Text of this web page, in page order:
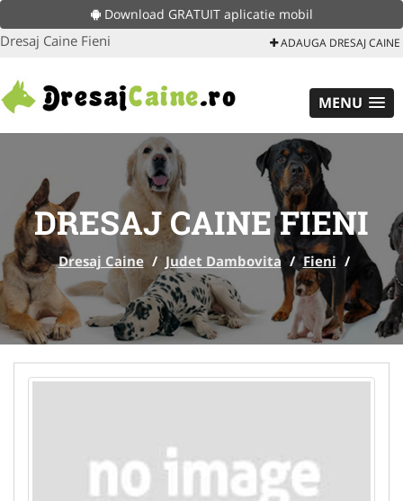
Download GRATUIT aplicatie mobil
Dresaj Caine Fieni ADAUGA DRESAJ CAINE
MENU
DRESAJ CAINE FIENI
Dresaj Caine / Judet Dambovita / Fieni /